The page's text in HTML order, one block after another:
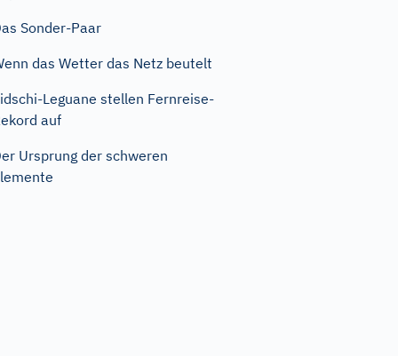
Sonder-Paar
das Wetter das Netz beutelt
Leguane stellen Fernreise-
auf
Ursprung der schweren